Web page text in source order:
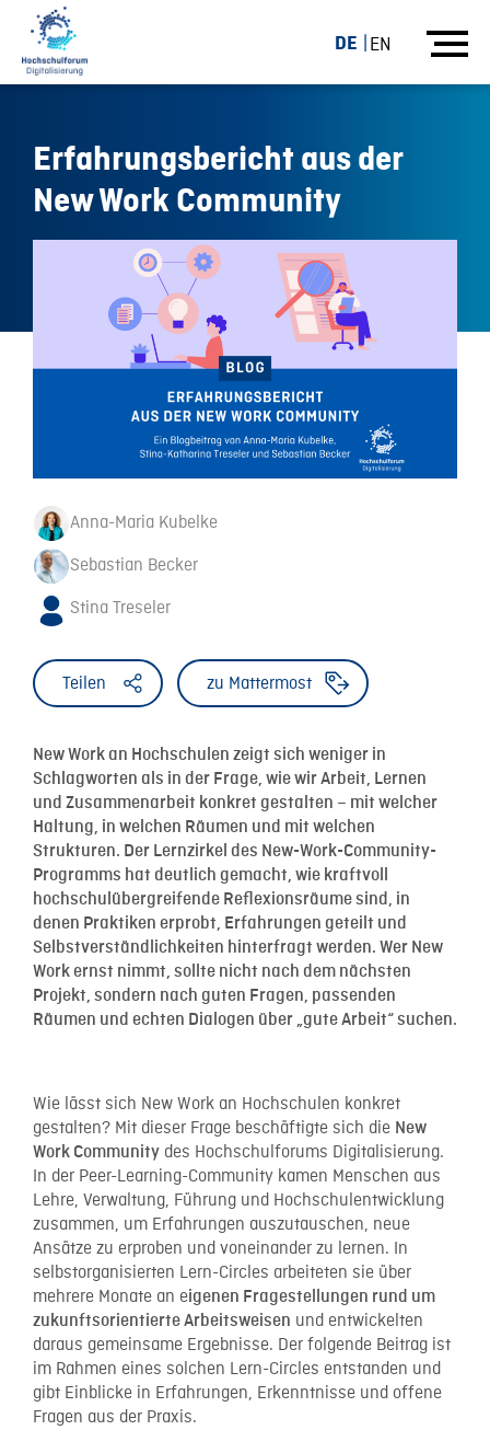
DE EN
Erfahrungsbericht aus der
New Work Community
Anna-Maria Kubelke
Sebastian Becker
Stina Treseler
Teilen zu Mattermost
New Work an Hochschulen zeigt sich weniger in
Schlagworten als in der Frage, wie wir Arbeit, Lernen
und Zusammenarbeit konkret gestalten – mit welcher
Haltung, in welchen Räumen und mit welchen
Strukturen. Der Lernzirkel des New-Work-Community-
Programms hat deutlich gemacht, wie kraftvoll
hochschulübergreifende Reflexionsräume sind, in
denen Praktiken erprobt, Erfahrungen geteilt und
Selbstverständlichkeiten hinterfragt werden. Wer New
Work ernst nimmt, sollte nicht nach dem nächsten
Projekt, sondern nach guten Fragen, passenden
Räumen und echten Dialogen über „gute Arbeit“ suchen.
Wie lässt sich New Work an Hochschulen konkret
gestalten? Mit dieser Frage beschäftigte sich die New
Work Community des Hochschulforums Digitalisierung.
In der Peer-Learning-Community kamen Menschen aus
Lehre, Verwaltung, Führung und Hochschulentwicklung
zusammen, um Erfahrungen auszutauschen, neue
Ansätze zu erproben und voneinander zu lernen. In
selbstorganisierten Lern-Circles arbeiteten sie über
mehrere Monate an eigenen Fragestellungen rund um
zukunftsorientierte Arbeitsweisen und entwickelten
daraus gemeinsame Ergebnisse. Der folgende Beitrag ist
im Rahmen eines solchen Lern-Circles entstanden und
gibt Einblicke in Erfahrungen, Erkenntnisse und offene
Fragen aus der Praxis.